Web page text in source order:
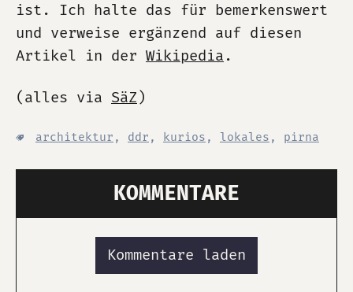
ist. Ich halte das für bemerkenswert
und verweise ergänzend auf diesen
Artikel in der Wikipedia .
(alles via SäZ )
architektur , ddr , kurios , lokales , pirna
KOMMENTARE
Kommentare laden